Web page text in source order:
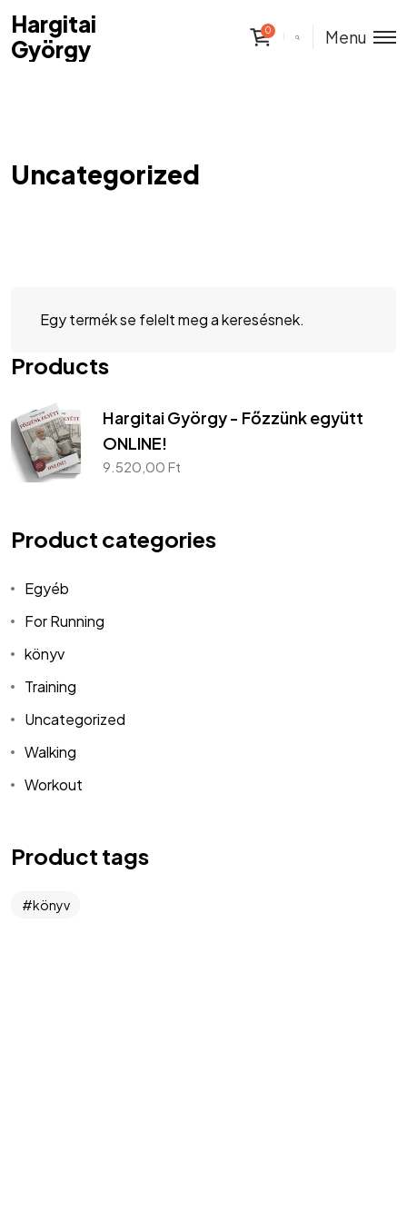
Hargitai
György
Hargitai
György
0 Menu
Uncategorized
Egy termék se felelt meg a keresésnek.
Products
Hargitai György - Főzzünk együtt
ONLINE!
9.520,00 Ft
Product categories
Egyéb
For Running
könyv
Training
Uncategorized
Walking
Workout
Product tags
könyv